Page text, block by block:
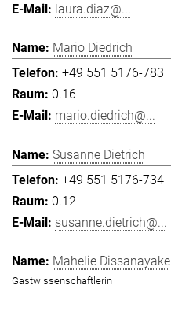
laura.diaz@...
Mario Diedrich
+49 551 5176-783
0.16
mario.diedrich@...
Susanne Dietrich
+49 551 5176-734
0.12
susanne.dietrich@...
Mahelie Dissanayake
Gastwissenschaftlerin